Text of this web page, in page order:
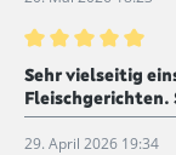
Bewertung mit 5
Sehr vielseitig
Fleischgerichten.
29. April 2026 19:34